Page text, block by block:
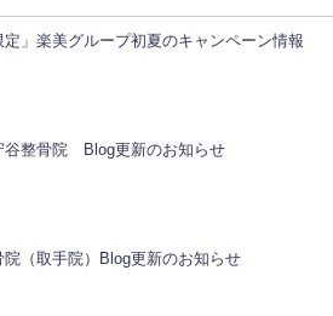
定」楽美グループ初夏のキャンペーン情報
谷整骨院 Blog更新のお知らせ
院（取手院）Blog更新のお知らせ